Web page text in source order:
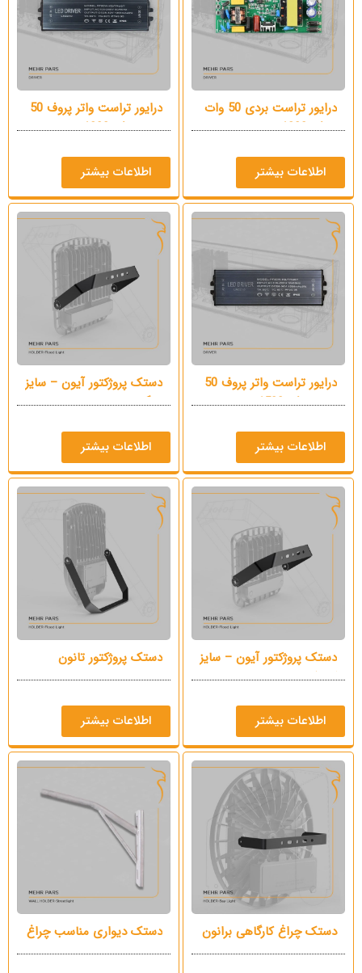
درایور تراست بردی 50 وات
– 1200mA
اطلاعات بیشتر
درایور تراست واتر پروف 50
وات – 1200mA
اطلاعات بیشتر
درایور تراست واتر پروف 50
وات – 1500mA
اطلاعات بیشتر
دستک پروژکتور آیون – سایز
بزرگ
اطلاعات بیشتر
دستک پروژکتور آیون – سایز
کوچک
اطلاعات بیشتر
دستک پروژکتور تانون
اطلاعات بیشتر
دستک چراغ کارگاهی برانون
دستک دیواری مناسب چراغ
خیابانی